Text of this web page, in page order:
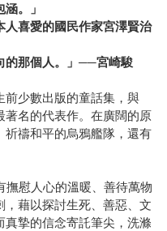
。」
人喜愛的國民作家宮澤賢治
的那個人。」──宮崎駿
前少數出版的童話集，與
著名的代表作。在廣闊的原
祈禱和平的烏鴉艦隊，還有
撫慰人心的溫暖、善待萬物
藉以探討生死、善惡、文
摯的信念寄託筆尖，洗滌